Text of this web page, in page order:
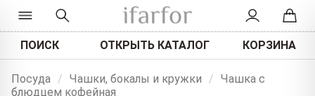
ПОИСК ОТКРЫТЬ КАТАЛОГ КОРЗИНА
Посуда / Чашки, бокалы и кружки / Чашка с
блюдцем кофейная